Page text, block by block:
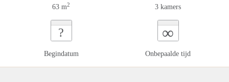
63 m2 3 kamers
?
Begindatum
∞
Onbepaalde tijd